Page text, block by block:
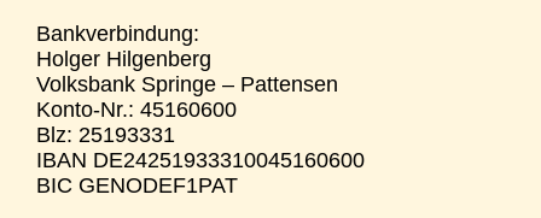
Bankverbindung:
Holger Hilgenberg
Volksbank Springe – Pattensen
Konto-Nr.: 45160600
Blz: 25193331
IBAN DE24251933310045160600
BIC GENODEF1PAT